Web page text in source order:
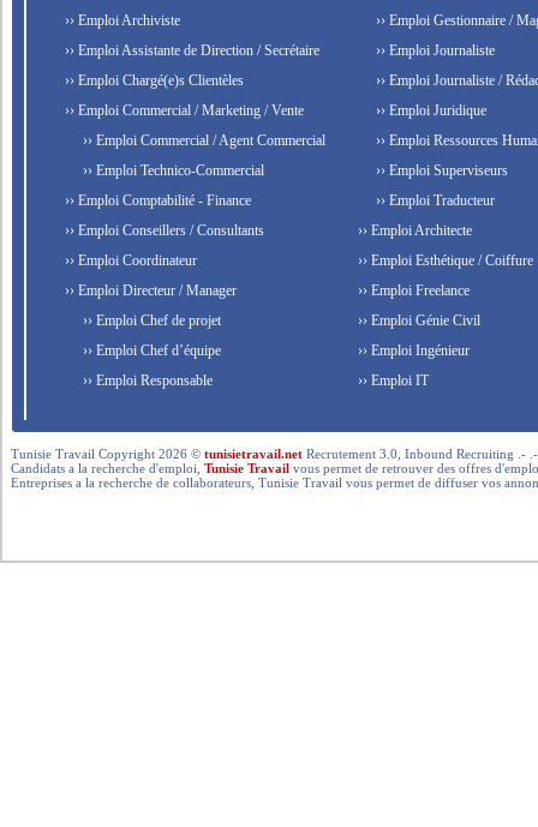
›› Emploi Archiviste
›› Emploi Assistante de Direction / Secrétaire
›› Emploi Chargé(e)s Clientèles
›› Emploi Commercial / Marketing / Vente
›› Emploi Commercial / Agent Commercial
›› Emploi Technico-Commercial
›› Emploi Comptabilité - Finance
›› Emploi Conseillers / Consultants
›› Emploi Coordinateur
›› Emploi Directeur / Manager
›› Emploi Chef de projet
›› Emploi Chef d’équipe
›› Emploi Responsable
›› Emploi Gestionnaire /
›› Emploi Journaliste
›› Emploi Journaliste /
›› Emploi Juridique
›› Emploi Ressources
›› Emploi Superviseurs
›› Emploi Traducteur
›› Emploi Architecte
›› Emploi Esthétique / Coiffure
›› Emploi Freelance
›› Emploi Génie Civil
›› Emploi Ingénieur
›› Emploi IT
Tunisie Travail Copyright 2026 ©tunisietravail.net Recrutement 3.0, Inbound Recruiting .-
Candidats a la recherche d'emploi,Tunisie Travail vous permet de retrouver des offres
Entreprises a la recherche de collaborateurs, Tunisie Travail vous permet de diffuser vos